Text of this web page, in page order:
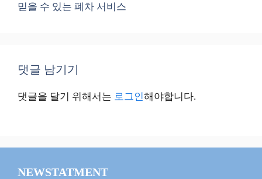
믿을 수 있는 폐차 서비스
댓글 남기기
댓글을 달기 위해서는 로그인해야합니다.
NEWSTATMENT